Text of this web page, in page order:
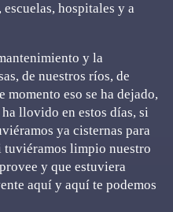
hospitales y a
y la
de nuestros ríos, de
momento eso se ha dejado,
llovido en estos días, si
ya cisternas para
tuviéramos limpio nuestro
y que estuviera
aquí y aquí te podemos